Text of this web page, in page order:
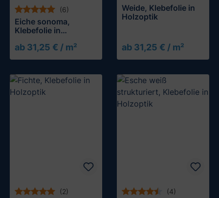
(6)
Eiche sonoma,
Klebefolie in
ab 31,25 € / m²
Muster testen
Weide, Klebefolie in
Holzoptik
ab 31,25 € / m²
Muster testen
(2) (4)